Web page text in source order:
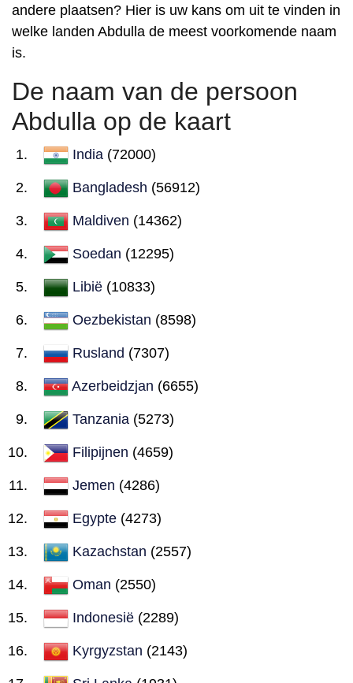
andere plaatsen? Hier is uw kans om uit te vinden in
welke landen Abdulla de meest voorkomende naam
is.
De naam van de persoon
Abdulla op de kaart
India (72000)
Bangladesh (56912)
Maldiven (14362)
Soedan (12295)
Libië (10833)
Oezbekistan (8598)
Rusland (7307)
Azerbeidzjan (6655)
Tanzania (5273)
Filipijnen (4659)
Jemen (4286)
Egypte (4273)
Kazachstan (2557)
Oman (2550)
Indonesië (2289)
Kyrgyzstan (2143)